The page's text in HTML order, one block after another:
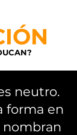
neutro.
forma en
nombran